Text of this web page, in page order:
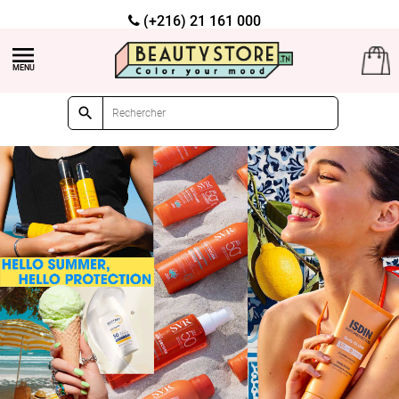
(+216) 21 161 000
Livraison gratuite à partir de 99dt d'achat

